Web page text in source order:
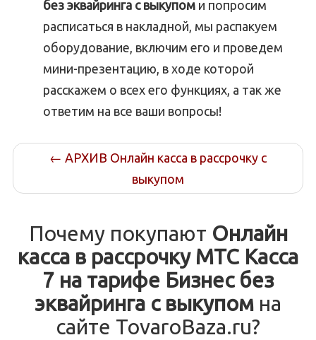
без эквайринга с выкупом и попросим
расписаться в накладной, мы распакуем
оборудование, включим его и проведем
мини-презентацию, в ходе которой
расскажем о всех его функциях, а так же
ответим на все ваши вопросы!
← АРХИВ Онлайн касса в рассрочку с
выкупом
Почему покупают Онлайн
касса в рассрочку МТС Касса
7 на тарифе Бизнес без
эквайринга с выкупом на
сайте TovaroBaza.ru?